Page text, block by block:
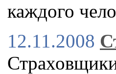
каждого
12.11.2008